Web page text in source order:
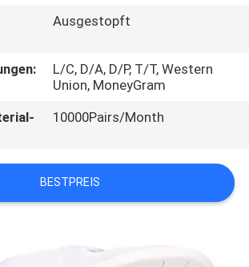
Ausgestopft
L/C, D/A, D/P, T/T, Western
Union, MoneyGram
10000Pairs/Month
BESTPREIS